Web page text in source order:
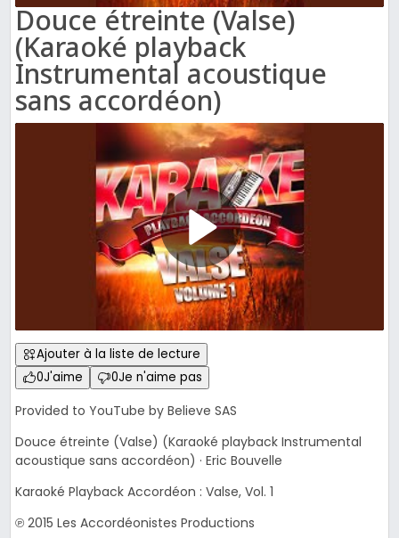
Douce étreinte (Valse)
(Karaoké playback
Instrumental acoustique
sans accordéon)
Ajouter à la liste de lecture
0J'aime 0Je n'aime pas
Provided to YouTube by Believe SAS
Douce étreinte (Valse) (Karaoké playback Instrumental
acoustique sans accordéon) · Eric Bouvelle
Karaoké Playback Accordéon : Valse, Vol. 1
℗ 2015 Les Accordéonistes Productions